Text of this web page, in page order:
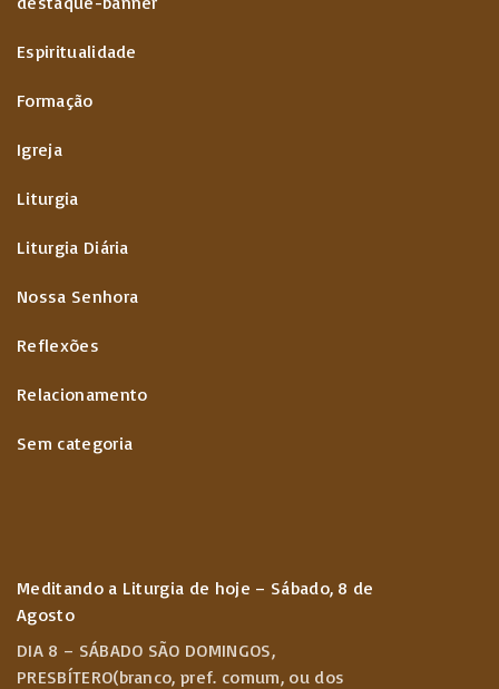
Espiritualidade
Formação
Igreja
Liturgia
Liturgia Diária
Nossa Senhora
Reflexões
Relacionamento
Sem categoria
Meditando a Liturgia de hoje – Sábado, 8 de
Agosto
DIA 8 – SÁBADO SÃO DOMINGOS,
PRESBÍTERO(branco, pref. comum, ou dos